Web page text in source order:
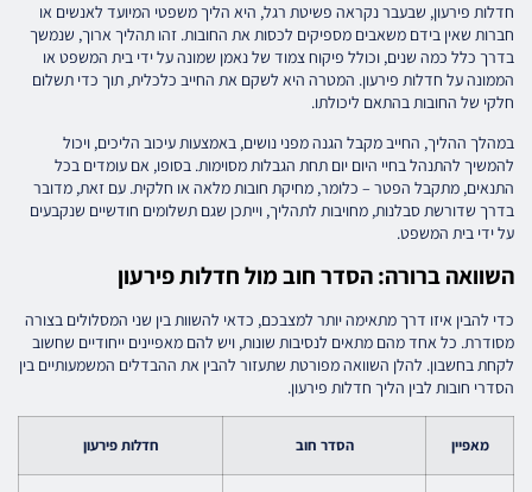
חדלות פירעון, שבעבר נקראה פשיטת רגל, היא הליך משפטי המיועד לאנשים או
חברות שאין בידם משאבים מספיקים לכסות את החובות. זהו תהליך ארוך, שנמשך
בדרך כלל כמה שנים, וכולל פיקוח צמוד של נאמן שמונה על ידי בית המשפט או
הממונה על חדלות פירעון. המטרה היא לשקם את החייב כלכלית, תוך כדי תשלום
חלקי של החובות בהתאם ליכולתו.
במהלך ההליך, החייב מקבל הגנה מפני נושים, באמצעות עיכוב הליכים, ויכול
להמשיך להתנהל בחיי היום יום תחת הגבלות מסוימות. בסופו, אם עומדים בכל
התנאים, מתקבל הפטר – כלומר, מחיקת חובות מלאה או חלקית. עם זאת, מדובר
בדרך שדורשת סבלנות, מחויבות לתהליך, וייתכן שגם תשלומים חודשיים שנקבעים
על ידי בית המשפט.
השוואה ברורה: הסדר חוב מול חדלות פירעון
כדי להבין איזו דרך מתאימה יותר למצבכם, כדאי להשוות בין שני המסלולים בצורה
מסודרת. כל אחד מהם מתאים לנסיבות שונות, ויש להם מאפיינים ייחודיים שחשוב
לקחת בחשבון. להלן השוואה מפורטת שתעזור להבין את ההבדלים המשמעותיים בין
הסדרי חובות לבין הליך חדלות פירעון.
מאפיין הסדר חוב חדלות פירעון